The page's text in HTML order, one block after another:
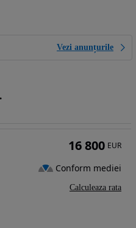
Vezi anunțurile
16 800 EUR
Conform mediei
Calculeaza rata